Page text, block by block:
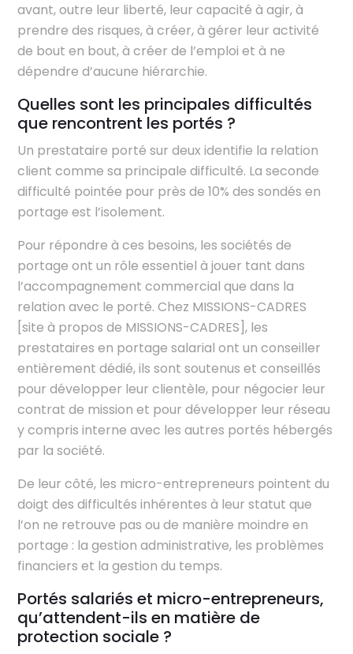
avant, outre leur liberté, leur capacité à agir, à
prendre des risques, à créer, à gérer leur activité
de bout en bout, à créer de l’emploi et à ne
dépendre d’aucune hiérarchie.
Quelles sont les principales difficultés
que rencontrent les portés ?
Un prestataire porté sur deux identifie la relation
client comme sa principale difficulté. La seconde
difficulté pointée pour près de 10% des sondés en
portage est l’isolement.
Pour répondre à ces besoins, les sociétés de
portage ont un rôle essentiel à jouer tant dans
l’accompagnement commercial que dans la
relation avec le porté. Chez MISSIONS-CADRES
[site à propos de MISSIONS-CADRES], les
prestataires en portage salarial ont un conseiller
entièrement dédié, ils sont soutenus et conseillés
pour développer leur clientèle, pour négocier leur
contrat de mission et pour développer leur réseau
y compris interne avec les autres portés hébergés
par la société.
De leur côté, les micro-entrepreneurs pointent du
doigt des difficultés inhérentes à leur statut que
l’on ne retrouve pas ou de manière moindre en
portage : la gestion administrative, les problèmes
financiers et la gestion du temps.
Portés salariés et micro-entrepreneurs,
qu’attendent-ils en matière de
protection sociale ?